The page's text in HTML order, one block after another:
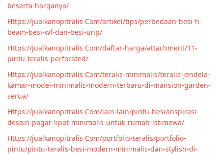
beserta-harganya/
Https://jualkanopitralis Com/artikel/tips/perbedaan-besi-h-
beam-besi-wf-dan-besi-unp/
Https://jualkanopitralis Com/daftar-harga/attachment/11-
pintu-teralis-perforated/
Https://jualkanopitralis Com/teralis-minimalis/teralis-jendela-
kamar-model-minimalis-modern-terbaru-di-mansion-garden-
serua/
Https://jualkanopitralis Com/lain-lain/pintu-besi/inspirasi-
desain-pagar-lipat-minimalis-untuk-rumah-istimewa/
Https://jualkanopitralis Com/portfolio-teralis/portfolio-
pintu/pintu-teralis-besi-modern-minimalis-dan-stylish-di-